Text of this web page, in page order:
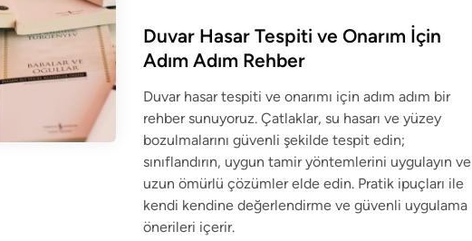
Duvar Hasar Tespiti ve Onarım İçin
Adım Adım Rehber
Duvar hasar tespiti ve onarımı için adım adım bir
rehber sunuyoruz. Çatlaklar, su hasarı ve yüzey
bozulmalarını güvenli şekilde tespit edin;
sınıflandırın, uygun tamir yöntemlerini uygulayın ve
uzun ömürlü çözümler elde edin. Pratik ipuçları ile
kendi kendine değerlendirme ve güvenli uygulama
önerileri içerir.